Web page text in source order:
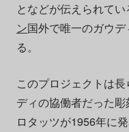
となどが伝えられてい
ン国外で唯一のガウ
る。
このプロジェクトは
ディの協働者だった
ロタッツが1956年に